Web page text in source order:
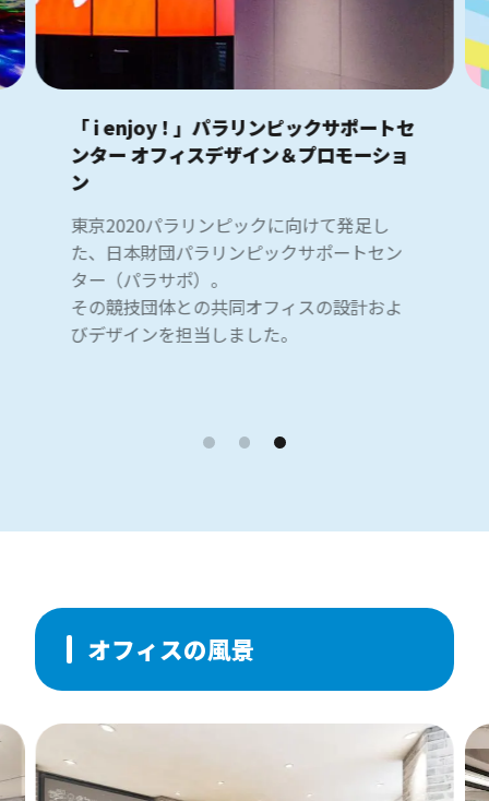
コンサルテーションを行います。
「 i enjoy ! 」パラリンピックサポートセ
ンター オフィスデザイン＆プロモーショ
ン
東京2020パラリンピックに向けて発足し
た、日本財団パラリンピックサポートセン
ター（パラサポ）。
その競技団体との共同オフィスの設計およ
びデザインを担当しました。
オフィスの風景